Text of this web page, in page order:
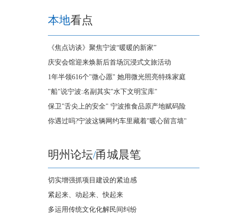
本地看点
《焦点访谈》聚焦宁波“暖暖的新家”
庆安会馆迎来焕新后首场沉浸式文旅活动
1年半领616个"微心愿" 她用微光照亮特殊家庭
"船"说宁波:名副其实"水下文明宝库"
保卫"舌尖上的安全" 宁波推食品原产地赋码险
你遇过吗?宁波这辆网约车里藏着"暖心留言墙"
明州论坛/甬城晨笔
切实增强抓项目建设的紧迫感
紧起来、动起来、快起来
多运用传统文化化解民间纠纷